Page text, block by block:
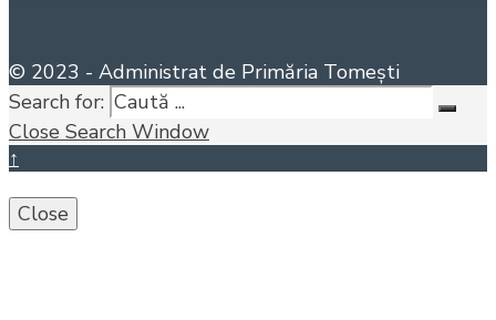
© 2023 - Administrat de Primăria Tomești
Search for:
Close Search Window
↑
Close